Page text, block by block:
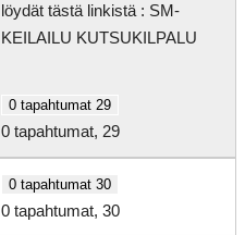
löydät tästä linkistä : SM-
KEILAILU KUTSUKILPALU
0 tapahtumat 29
0 tapahtumat, 29
0 tapahtumat 30
0 tapahtumat, 30